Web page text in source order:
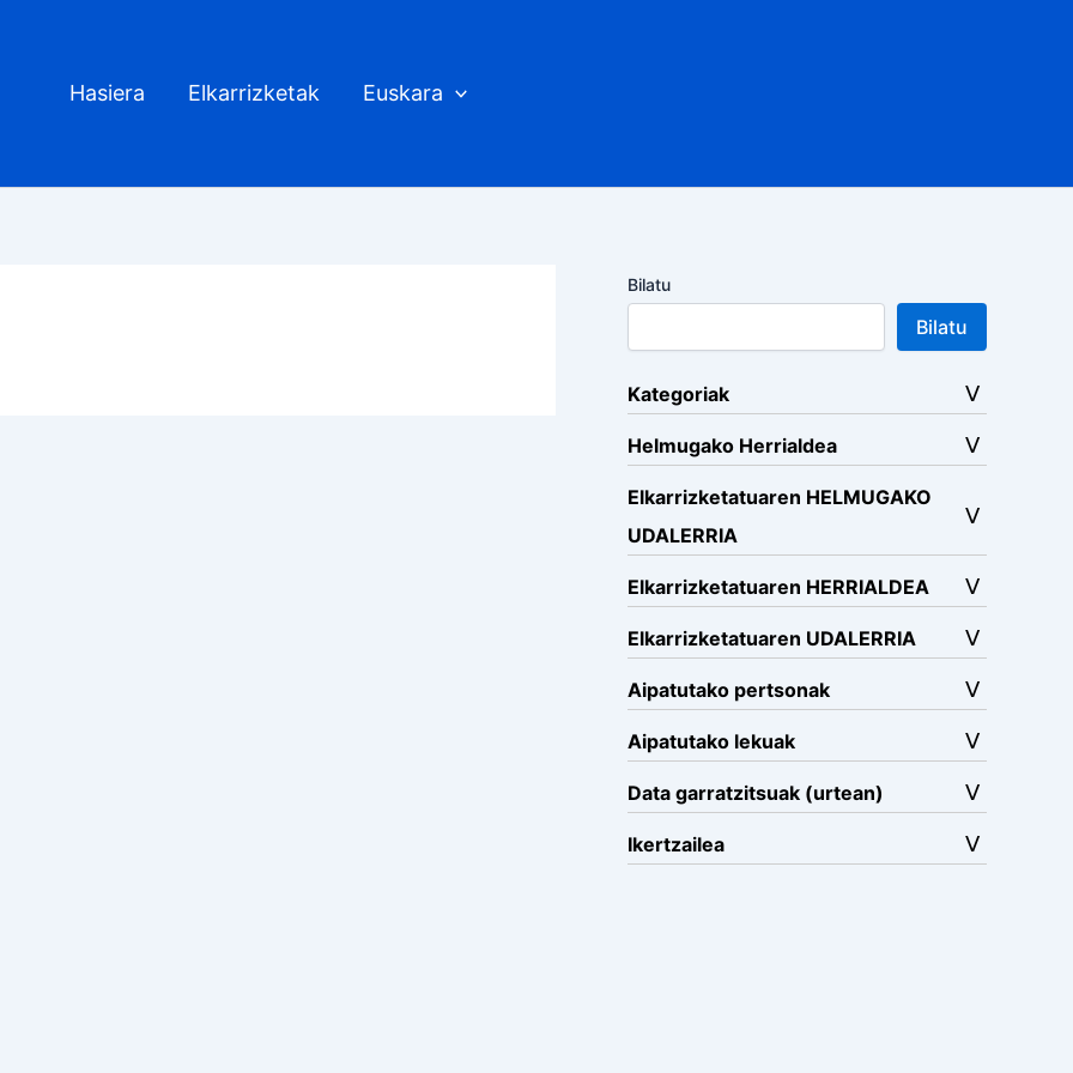
Hasiera Elkarrizketak Euskara
Bilatu
Bilatu
Kategoriak
Helmugako Herrialdea
Elkarrizketatuaren HELMUGAKO
UDALERRIA
Elkarrizketatuaren HERRIALDEA
Elkarrizketatuaren UDALERRIA
Aipatutako pertsonak
Aipatutako lekuak
Data garratzitsuak (urtean)
Ikertzailea